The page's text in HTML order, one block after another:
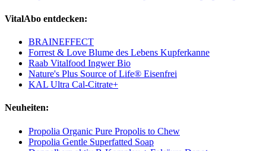
VitalAbo entdecken:
BRAINEFFECT
Forrest & Love Blume des Lebens Kupferkanne
Raab Vitalfood Ingwer Bio
Nature's Plus Source of Life® Eisenfrei
KAL Ultra Cal-Citrate+
Neuheiten:
Propolia Organic Pure Propolis to Chew
Propolia Gentle Superfatted Soap